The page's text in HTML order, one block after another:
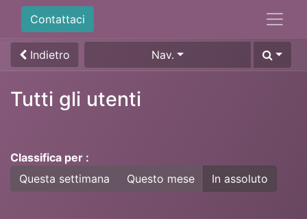
Contattaci
Indietro Nav.
Tutti gli utenti
Classifica per :
Questa settimana
Questo mese In assoluto